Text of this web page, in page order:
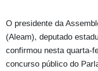
O presidente da
(Aleam), deputado
confirmou nesta quarta-
concurso público do